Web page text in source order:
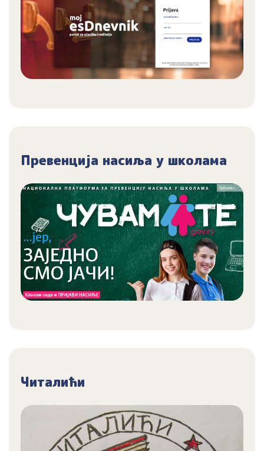
Превенција насиља у школама
Читалићи